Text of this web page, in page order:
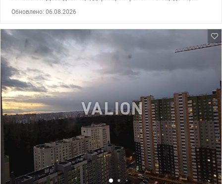
• Счетчики горячей и холодной воды. • Рядом сад, школы,
транспортная развязка до метро Красный хутор 15 мин. ходьбы,
3 мин. транспортом Рассматриваются все программы, Еоселя
ВПЛ. Цена 90000у.е. Ольга тел. 0638531421, 0685971143
valion.ua/1150430
Обновлено: 06.08.2026